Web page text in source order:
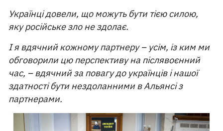
Українці довели, що можуть бути тією силою,
яку російське зло не здолає.
І я вдячний кожному партнеру – усім, із ким ми
обговорили цю перспективу на післявоєнний
час, – вдячний за повагу до українців і нашої
здатності бути нездоланними в Альянсі з
партнерами.